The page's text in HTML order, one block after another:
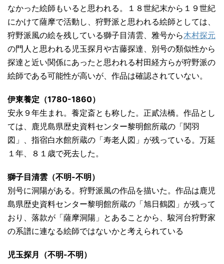
なかった絵師もいると思われる。１８世紀末から１９世紀
にかけて薩摩で活動し、狩野派と思われる絵師としては、
狩野派風の絵を残している獅子目清雲、雅号から木村探元
の門人と思われる児玉探月や古藤探達、別号の類似性から
探達と近い関係にあったと思われる村田経方らが狩野派の
絵師である可能性が高いが、作品は確認されていない。
伊東養定（1780-1860）
安永９年生まれ。養定斎とも称した。正貳法橋。作品とし
ては、鹿児島県歴史資料センター黎明館所蔵の「関羽
図」、指宿白水館所蔵の「寿老人図」が残っている。万延
１年、８１歳で死去した。
獅子目清雲（不明-不明）
別号に洞陽がある。狩野派風の作品を描いた。作品は鹿児
島県歴史資料センター黎明館所蔵の「旭日鶴図」が残って
おり、落款が「薩摩洞陽」とあることから、駿河台狩野家
の系譜に連なる絵師ではないかと考えられている
児玉探月（不明-不明）